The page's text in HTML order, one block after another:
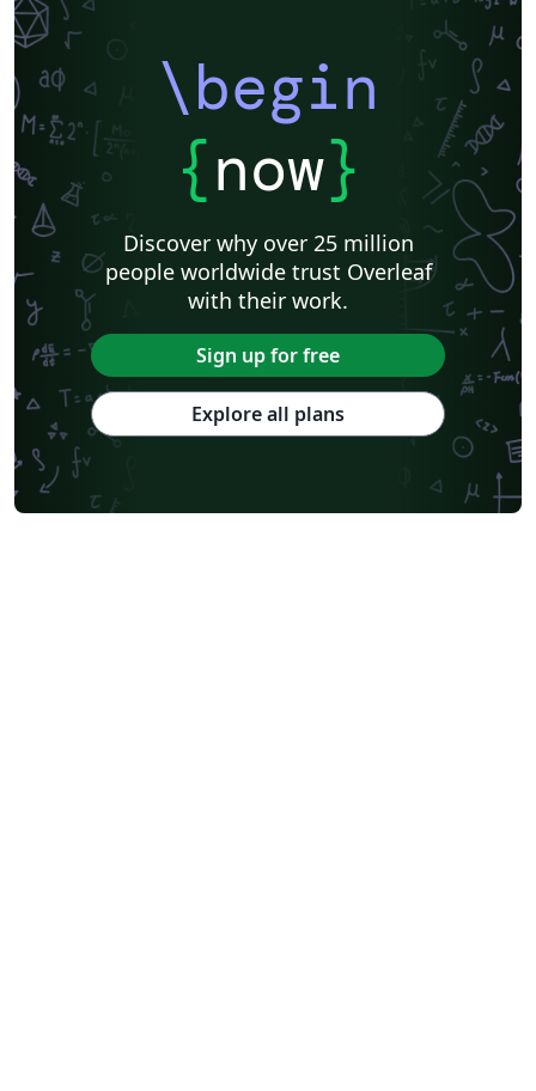
\begin
{now}
Discover why over 25 million
people worldwide trust Overleaf
with their work.
Sign up for free
Explore all plans